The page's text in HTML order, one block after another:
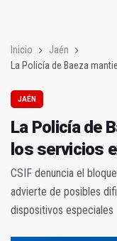
Inicio
Jaén
La Policía de Baeza
JAÉN
La Policía de
los servicios
CSIF denuncia el
advierte de posibles
dispositivos especiales